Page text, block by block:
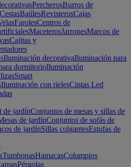
PercherosBurros de
CestasBaúlesRevisterosCajas
FarolesCentros de
MaceterosJarronesMarcos de
Cajitas y
Iluminación decorativaIluminación para
dormitorioIluminación
Smart
Iluminación con rielesCintas Led
de jardínConjuntos de mesas y sillas de
de jardínConjuntos de sofás de
de jardínSillas colgantesEstufas de
TumbonasHamacasColumpios
Pérgolas